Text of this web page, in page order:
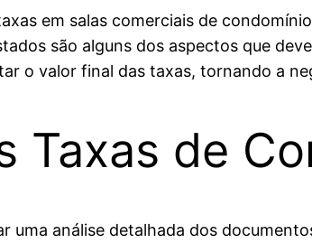
em salas comerciais de
são alguns dos aspectos que
o valor final das taxas, tornando a
Taxas de
uma análise detalhada dos